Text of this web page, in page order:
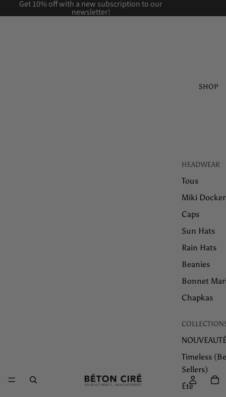
Get 10% off with a new subscription to our
newsletter!
SHOP
HEADWEAR
Tous
Miki Docker
Caps
Sun Hats
Rain Hats
Beanies
Bonnet
Chapkas
Timeless
Sellers)
Été